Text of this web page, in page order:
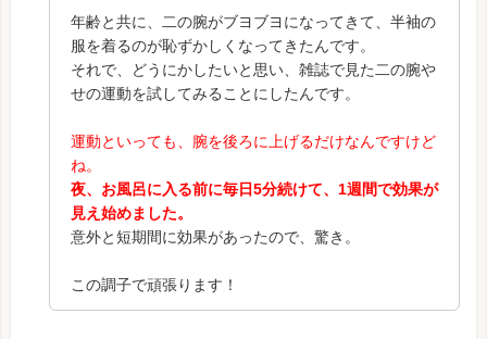
年齢と共に、二の腕がブヨブヨになってきて、半袖の
服を着るのが恥ずかしくなってきたんです。
それで、どうにかしたいと思い、雑誌で見た二の腕や
せの運動を試してみることにしたんです。
運動といっても、腕を後ろに上げるだけなんですけど
ね。
夜、お風呂に入る前に毎日5分続けて、1週間で効果が
見え始めました。
意外と短期間に効果があったので、驚き。
この調子で頑張ります！